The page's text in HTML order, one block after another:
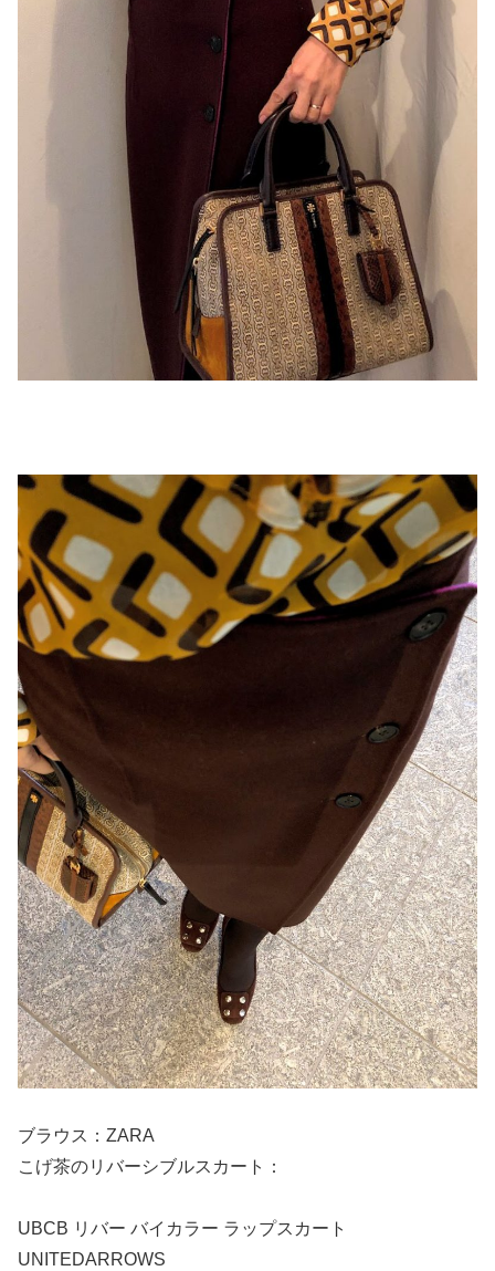
ブラウス：ZARA
こげ茶のリバーシブルスカート：
UBCB リバー バイカラー ラップスカート
UNITEDARROWS